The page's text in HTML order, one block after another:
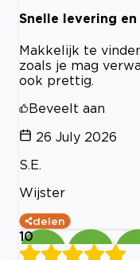
Snelle levering
Makkelijk te
zoals je mag
ook prettig.
Beveelt aan
26 July 2026
S.E.
Wijster
delen
10